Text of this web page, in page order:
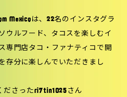
Mexicoは、22名のインスタグラ
ウルフード、タコスを楽しむイ
専門店タコ・ファナティコで開
存分に楽しんでいただきまし
ださったri7tin1025 さん